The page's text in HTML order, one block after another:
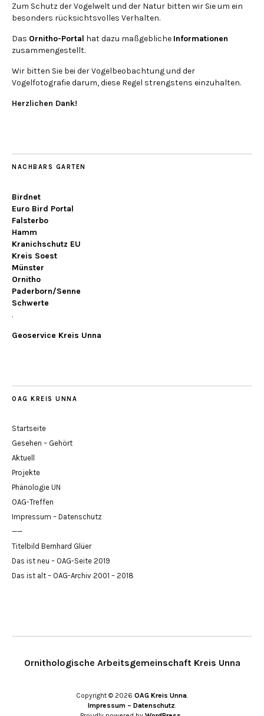
Zum Schutz der Vogelwelt und der Natur bitten wir Sie um ein
besonders rücksichtsvolles Verhalten.
Das Ornitho-Portal hat dazu maßgebliche Informationen
zusammengestellt.
Wir bitten Sie bei der Vogelbeobachtung und der
Vogelfotografie darum, diese Regel strengstens einzuhalten.
Herzlichen Dank!
NACHBARS GARTEN
Birdnet
Euro Bird Portal
Falsterbo
Hamm
Kranichschutz EU
Kreis Soest
Münster
Ornitho
Paderborn/Senne
Schwerte
.
Geoservice Kreis Unna
OAG KREIS UNNA
Startseite
Gesehen – Gehört
Aktuell
Projekte
Phänologie UN
OAG-Treffen
Impressum – Datenschutz
——
Titelbild Bernhard Glüer
Das ist neu – OAG-Seite 2019
Das ist alt – OAG-Archiv 2001 – 2018
Ornithologische Arbeitsgemeinschaft Kreis Unna
Copyright © 2026 OAG Kreis Unna
Impressum – Datenschutz